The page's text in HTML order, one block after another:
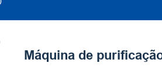
Máquina de